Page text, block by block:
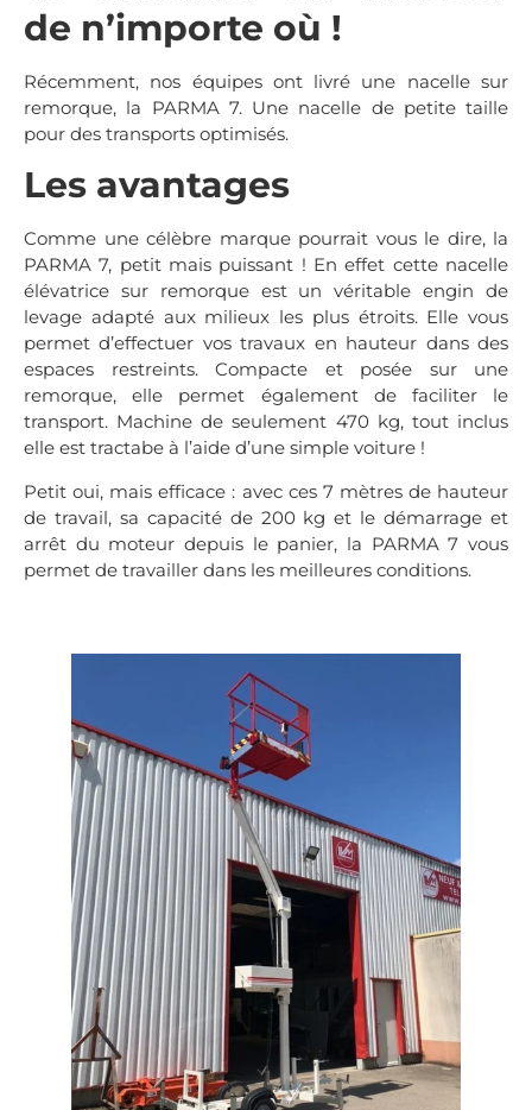
de n’importe où !
Récemment, nos équipes ont livré une nacelle sur
remorque, la PARMA 7. Une nacelle de petite taille
pour des transports optimisés.
Les avantages
Comme une célèbre marque pourrait vous le dire, la
PARMA 7, petit mais puissant ! En effet cette nacelle
élévatrice sur remorque est un véritable engin de
levage adapté aux milieux les plus étroits. Elle vous
permet d’effectuer vos travaux en hauteur dans des
espaces restreints. Compacte et posée sur une
remorque, elle permet également de faciliter le
transport. Machine de seulement 470 kg, tout inclus
elle est tractabe à l’aide d’une simple voiture !
Petit oui, mais efficace : avec ces 7 mètres de hauteur
de travail, sa capacité de 200 kg et le démarrage et
arrêt du moteur depuis le panier, la PARMA 7 vous
permet de travailler dans les meilleures conditions.